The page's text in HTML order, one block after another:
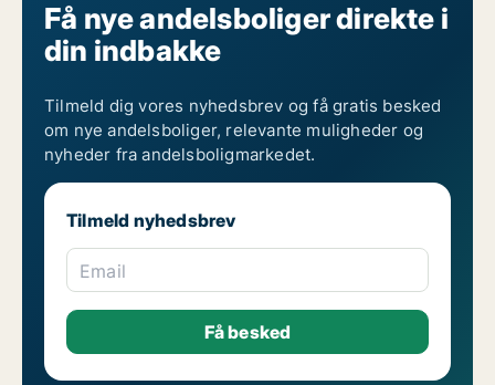
Få nye andelsboliger direkte i
din indbakke
Tilmeld dig vores nyhedsbrev og få gratis besked
om nye andelsboliger, relevante muligheder og
nyheder fra andelsboligmarkedet.
Tilmeld nyhedsbrev
Email